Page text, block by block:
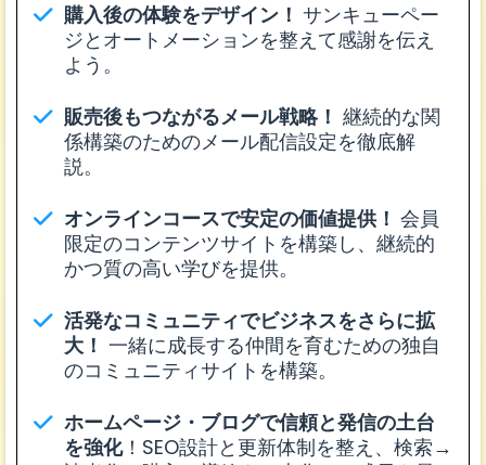
購入後の体験をデザイン！ サンキューペー
ジとオートメーションを整えて感謝を伝え
よう。
販売後もつながるメール戦略！ 継続的な関
係構築のためのメール配信設定を徹底解
説。
オンラインコースで安定の価値提供！ 会員
限定のコンテンツサイトを構築し、継続的
かつ質の高い学びを提供。
活発なコミュニティでビジネスをさらに拡
大！ 一緒に成長する仲間を育むための独自
のコミュニティサイトを構築。
ホームページ・ブログで信頼と発信の土台
を強化！SEO設計と更新体制を整え、検索→